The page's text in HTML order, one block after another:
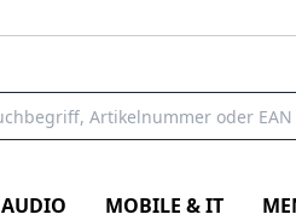
AUDIO MOBILE & IT